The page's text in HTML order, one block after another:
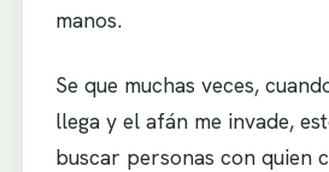
manos.
Se que muchas veces,
llega y el afán me invade,
buscar personas con quien